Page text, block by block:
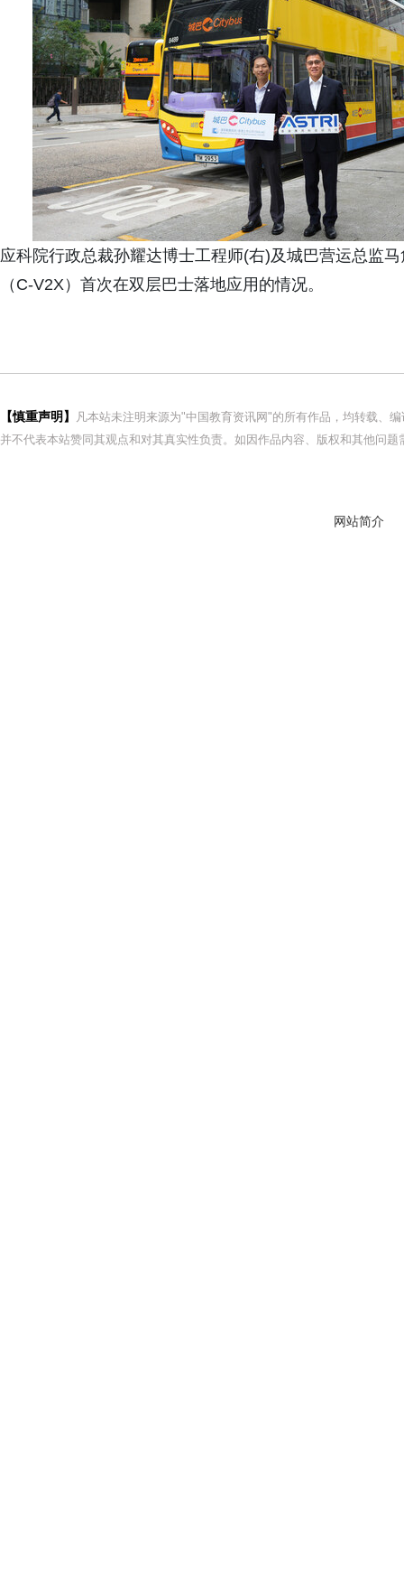
应科院行政总裁孙耀达博士工程师(右)及城巴营运总监
（C-V2X）首次在双层巴士落地应用的情况。
【慎重声明】
凡本站未注明来源为"中国教育资讯网"的所有作品，均转载、
并不代表本站赞同其观点和对其真实性负责。如因作品内容、版权和其他问
网站简介